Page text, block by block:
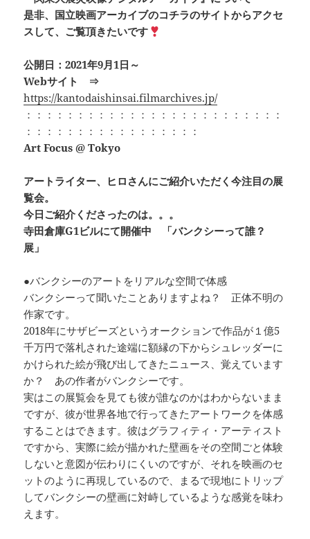
是非、国立映画アーカイブのコチラのサイトからアクセ
スして、ご覧頂きたいです
公開日：2021年9月1日～
Webサイト ⇒
https://kantodaishinsai.filmarchives.jp/
：：：：：：：：：：：：：：：：：：：：：：：：：
：：：：：：：：：：：：：：：：：
Art Focus @ Tokyo
アートライター、ヒロさんにご紹介いただく今注目の展
覧会。
今日ご紹介くださったのは。。。
寺田倉庫G1ビルにて開催中 「バンクシーって誰？
展」
●バンクシーのアートをリアルな空間で体感
バンクシーって聞いたことありますよね？ 正体不明の
作家です。
2018年にサザビーズというオークションで作品が１億5
千万円で落札された途端に額縁の下からシュレッダーに
かけられた絵が飛び出してきたニュース、覚えています
か？ あの作者がバンクシーです。
実はこの展覧会を見ても彼が誰なのかはわからないまま
ですが、彼が世界各地で行ってきたアートワークを体感
することはできます。彼はグラフィティ・アーティスト
ですから、実際に絵が描かれた壁画をその空間ごと体験
しないと意図が伝わりにくいのですが、それを映画のセ
ットのように再現しているので、まるで現地にトリップ
してバンクシーの壁画に対峙しているような感覚を味わ
えます。